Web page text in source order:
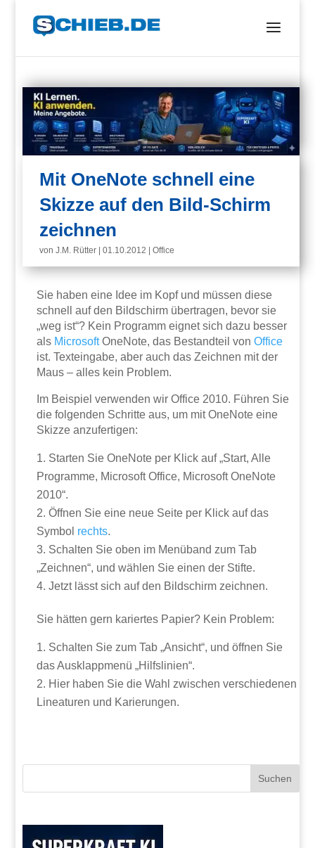
Mit OneNote schnell eine
Skizze auf den Bild-Schirm
zeichnen
vonJ.M. Rütter |01.10.2012 |Office
Sie haben eine Idee im Kopf und müssen diese
schnell auf den Bildschirm übertragen, bevor sie
„weg ist“? Kein Programm eignet sich dazu besser
als MicrosoftOneNote, das Bestandteil vonOffice
ist. Texteingabe, aber auch das Zeichnen mit der
Maus – alles kein Problem.
Im Beispiel verwenden wir Office 2010. Führen Sie
die folgenden Schritte aus, um mit OneNote eine
Skizze anzufertigen:
Starten Sie OneNote per Klick auf „Start, Alle
Programme, Microsoft Office, Microsoft OneNote
2010“.
Öffnen Sie eine neue Seite per Klick auf das
Symbol rechts.
Schalten Sie oben im Menüband zum Tab
„Zeichnen“, und wählen Sie einen der Stifte.
Jetzt lässt sich auf den Bildschirm zeichnen.
Sie hätten gern kariertes Papier? Kein Problem:
Schalten Sie zum Tab „Ansicht“, und öffnen Sie
das Ausklappmenü „Hilfslinien“.
Hier haben Sie die Wahl zwischen verschiedenen
Lineaturen und Karierungen.